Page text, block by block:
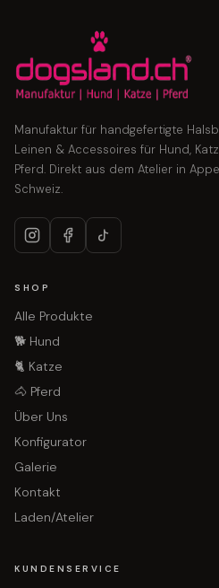
Manufaktur für handgefertigte
Leinen & Accessoires für Hund,
Pferd. Direkt aus dem Atelier in
Schweiz.
SHOP
Alle Produkte
🐕 Hund
🐈 Katze
🐴 Pferd
Über Uns
Konfigurator
Galerie
Kontakt
Laden/Atelier
KUNDENSERVICE